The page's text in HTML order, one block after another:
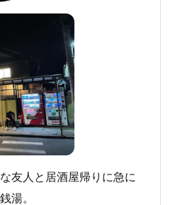
友人と居酒屋帰りに急に
湯。